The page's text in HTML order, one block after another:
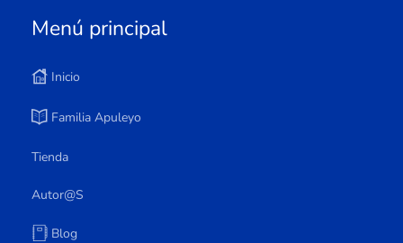
Menú principal
Inicio
Familia Apuleyo
Tienda
Autor@s
Blog